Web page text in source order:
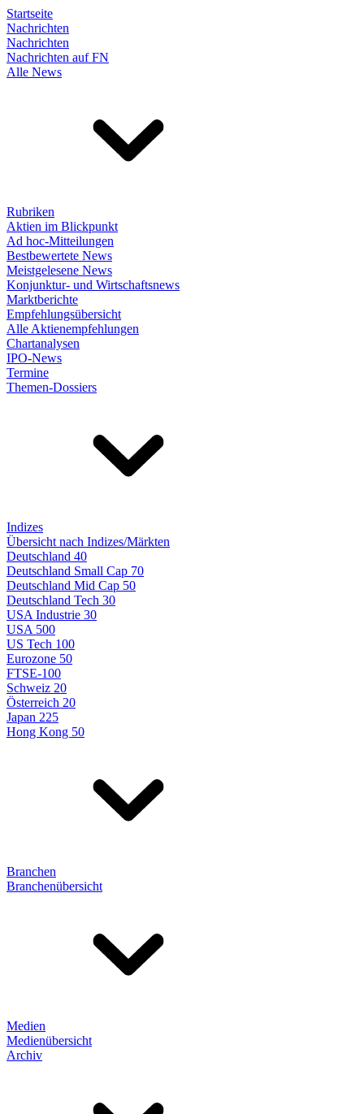
Startseite
Nachrichten
Nachrichten
Nachrichten auf FN
Alle News
Rubriken
Aktien im Blickpunkt
Ad hoc-Mitteilungen
Bestbewertete News
Meistgelesene News
Konjunktur- und Wirtschaftsnews
Marktberichte
Empfehlungsübersicht
Alle Aktienempfehlungen
Chartanalysen
IPO-News
Termine
Themen-Dossiers
Indizes
Übersicht nach Indizes/Märkten
Deutschland 40
Deutschland Small Cap 70
Deutschland Mid Cap 50
Deutschland Tech 30
USA Industrie 30
USA 500
US Tech 100
Eurozone 50
FTSE-100
Schweiz 20
Österreich 20
Japan 225
Hong Kong 50
Branchen
Branchenübersicht
Medien
Medienübersicht
Archiv